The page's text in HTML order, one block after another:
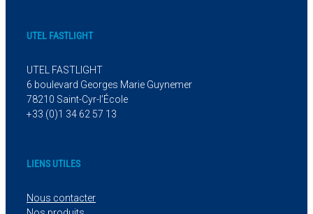
UTEL FASTLIGHT
UTEL FASTLIGHT
6 boulevard Georges Marie Guynemer
78210 Saint-Cyr-l’École
+33 (0)1 34 62 57 13
LIENS UTILES
Nous contacter